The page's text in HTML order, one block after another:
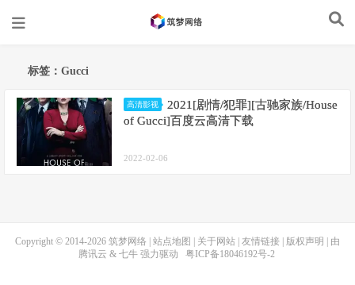
标签：Gucci
高清影视
2021[剧情/犯罪][古驰家族/House
of Gucci]百度云高清下载
2022-02-06
Copyright © 2014-2026 筑梦网络 站点地图 关于网站 友情链接 版权声明
| 由
腾讯云 & 七牛强力驱动 粤ICP备18046192号-2